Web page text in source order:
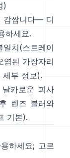
)
감쌉니다— 디
하세요.
치(스트레이
된 가장자리
세부 정보).
카로운 피사
렌즈 블러와
기본).
하세요; 고르